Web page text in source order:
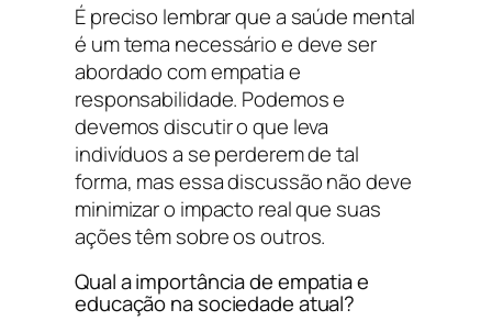
É preciso lembrar que a saúde mental
é um tema necessário e deve ser
abordado com empatia e
responsabilidade. Podemos e
devemos discutir o que leva
indivíduos a se perderem de tal
forma, mas essa discussão não deve
minimizar o impacto real que suas
ações têm sobre os outros.
Qual a importância de empatia e
educação na sociedade atual?